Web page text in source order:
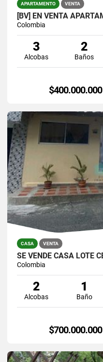
APARTAMENTO VENTA
Colombia
3
Alcobas
2
Baños
$400.000.000
CASA VENTA
Colombia
2
Alcobas
1
Baño
$700.000.000